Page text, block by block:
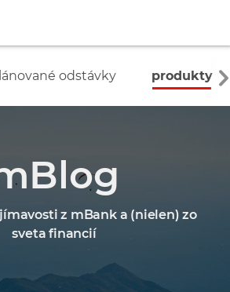
odstávky produkty
z mBank a (nielen) zo
sveta financií